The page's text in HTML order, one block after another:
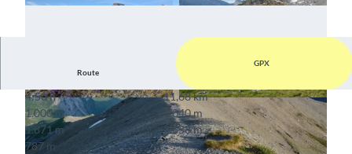
© Berner Wanderwege © Berner Wanderwege
Route
GPX
4:50 h
11,68 km
1.000 m
1.040 m
1.871 m
2.658 m
787 m